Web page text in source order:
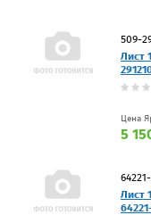
509-
Лист
Цена
5
Лист